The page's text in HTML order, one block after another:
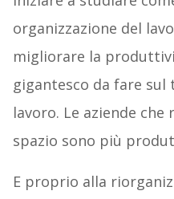
organizzazione del
migliorare la
gigantesco da fare
lavoro. Le aziende
spazio sono più
E proprio alla